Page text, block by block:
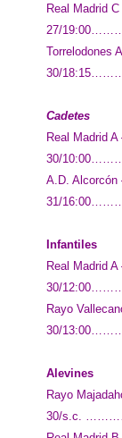
Real Madrid
27/
30/
Cadetes
Real Madrid
30/
A.D.
31/
Infantiles
Real Madrid
30/
Rayo
30/
Alevines
Rayo
30/s.c.